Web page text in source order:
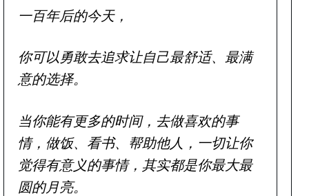
一百年后的今天，
你可以勇敢去追求让自己最舒适、最满
意的选择。
当你能有更多的时间，去做喜欢的事
情，做饭、看书、帮助他人，一切让你
觉得有意义的事情，其实都是你最大最
圆的月亮。